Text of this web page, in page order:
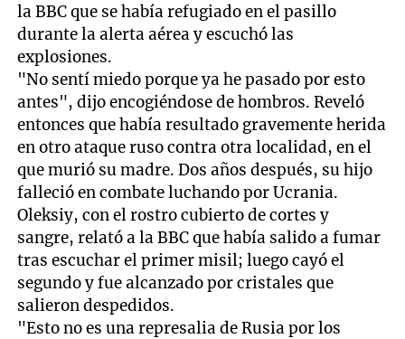
la BBC que se había refugiado en el pasillo
durante la alerta aérea y escuchó las
explosiones.
"No sentí miedo porque ya he pasado por esto
antes", dijo encogiéndose de hombros. Reveló
entonces que había resultado gravemente herida
en otro ataque ruso contra otra localidad, en el
que murió su madre. Dos años después, su hijo
falleció en combate luchando por Ucrania.
Oleksiy, con el rostro cubierto de cortes y
sangre, relató a la BBC que había salido a fumar
tras escuchar el primer misil; luego cayó el
segundo y fue alcanzado por cristales que
salieron despedidos.
"Esto no es una represalia de Rusia por los